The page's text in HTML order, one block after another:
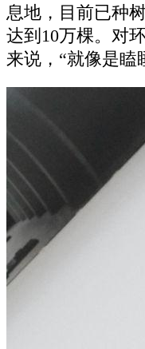
息地，目前已种
达到10万棵。对
来说，“就像是瞌